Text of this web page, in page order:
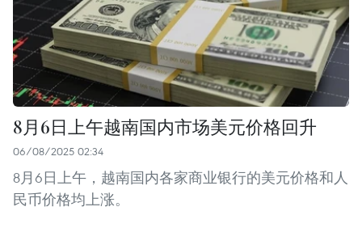
8月6日上午越南国内市场美元价格回升
06/08/2025 02:34
8月6日上午，越南国内各家商业银行的美元价格和人
民币价格均上涨。